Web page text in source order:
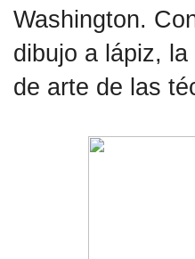
Washington.
dibujo a lápiz,
de arte de las